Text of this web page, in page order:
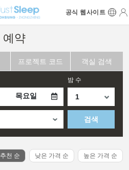
공식 웹사이트
예약
프로젝트 코드 객실 검색
목요일
밤 수
검색
추천 순 낮은 가격 순 높은 가격 순